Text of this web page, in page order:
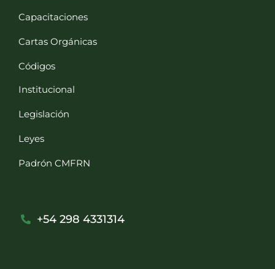
Capacitaciones
Cartas Orgánicas
Códigos
Institucional
Legislación
Leyes
Padrón CMFRN
+54 298 4331314